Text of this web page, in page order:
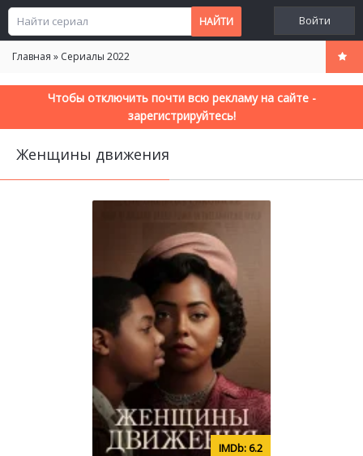
Войти
Главная » Сериалы 2022
Чтобы отключить почти всю рекламу на сайте -
зарегистрируйтесь!
Женщины движения
6.2